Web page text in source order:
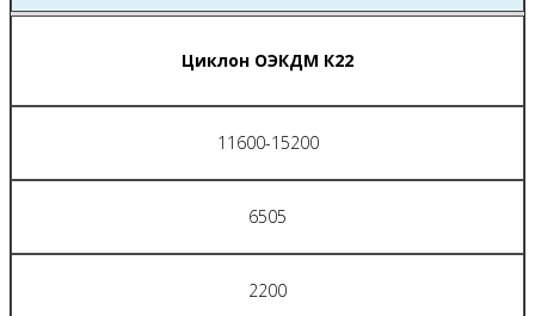
Циклон ОЭКДМ К22
11600-15200
6505
2200